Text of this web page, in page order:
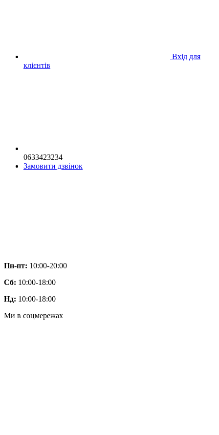
Вхід для
клієнтів
0633423234
Замовити дзвінок
Пн-пт: 10:00-20:00
Сб: 10:00-18:00
Нд: 10:00-18:00
Ми в соцмережах